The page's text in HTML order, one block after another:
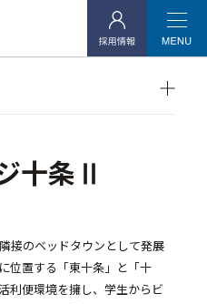
へ
十条Ⅱ
接のベッドタウンとして発展
位置する「東十条」と「十
利便環境を擁し、学生からビ